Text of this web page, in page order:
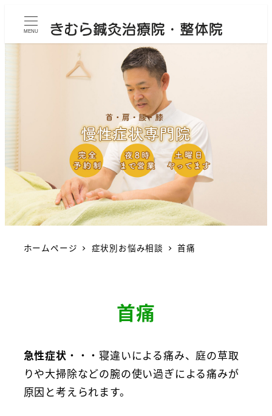
MENU
ホームページ 症状別お悩み相談 首痛
首痛
急性症状 ・・・寝違いによる痛み、庭の草取
りや大掃除などの腕の使い過ぎによる痛みが
原因と考えられます。